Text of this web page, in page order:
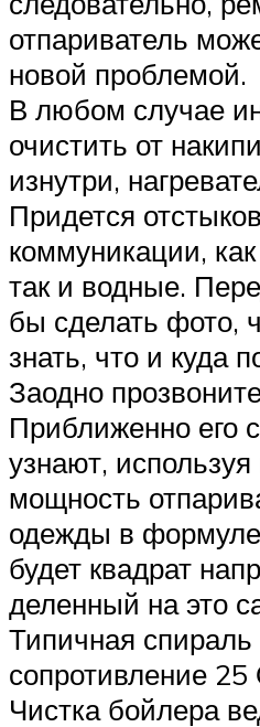
отпариватель
новой проблемой.
В любом случае
очистить от
изнутри,
Придется
коммуникации,
так и водные.
бы сделать фото,
знать, что и куда
Заодно
Приближенно его
узнают,
мощность
одежды в
будет квадрат
деленный на это
Типичная
сопротивление
Чистка бойлера